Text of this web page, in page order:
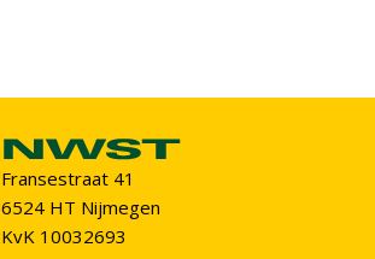
Fransestraat 41
6524 HT Nijmegen
KvK 10032693